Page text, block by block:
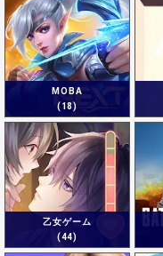
MOBA
(18)
乙女ゲーム
(44)